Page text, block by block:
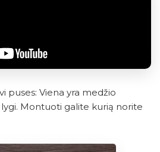
puses: Viena yra medžio
Montuoti galite kurią norite